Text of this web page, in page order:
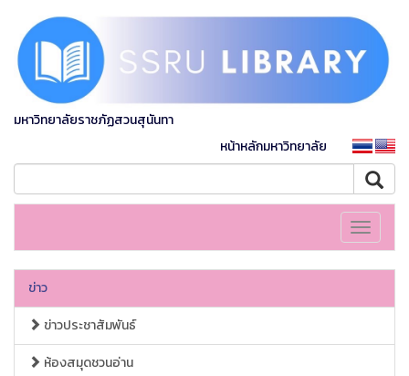
มหาวิทยาลัยราชภัฏสวนสุนันทา
หน้าหลักมหาวิทยาลัย
Toggle
ข่าว
ข่าวประชาสัมพันธ์
ห้องสมุดชวนอ่าน